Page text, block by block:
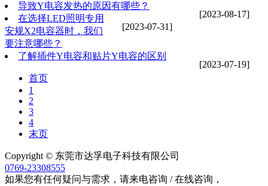
[2023-08-17]
导致Y电容发热的原因有哪些？
[2023-07-31]
在选择LED照明专用
安规X2电容器时，我们
要注意哪些？
[2023-07-19]
了解插件Y电容和贴片Y电容的区别
首页
1
2
3
4
末页
Copyright © 东莞市达孚电子科技有限公司
0769-23308555
如果您有任何疑问与需求，请来电咨询 / 在线咨询，